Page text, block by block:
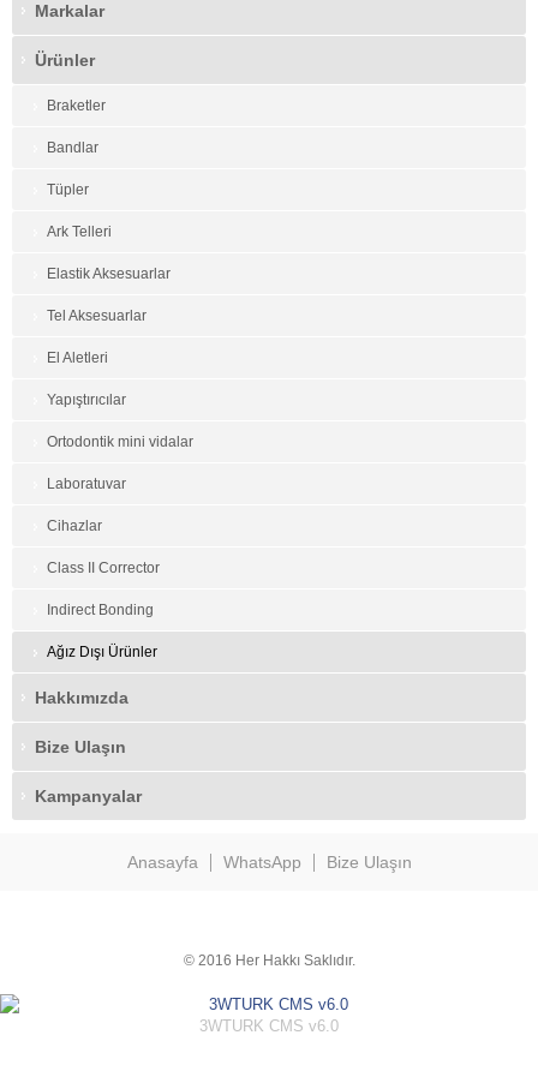
Markalar
Ürünler
Braketler
Bandlar
Tüpler
Ark Telleri
Elastik Aksesuarlar
Tel Aksesuarlar
El Aletleri
Yapıştırıcılar
Ortodontik mini vidalar
Laboratuvar
Cihazlar
Class II Corrector
Indirect Bonding
Ağız Dışı Ürünler
Hakkımızda
Bize Ulaşın
Kampanyalar
Anasayfa WhatsApp Bize Ulaşın
© 2016 Her Hakkı Saklıdır.
3WTURK CMS v6.0